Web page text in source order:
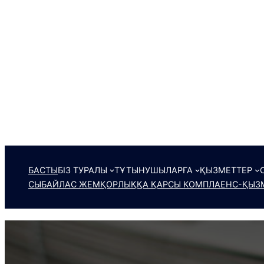
БАСТЫБІЗ ТУРАЛЫ ТҰТЫНУШЫЛАРҒА ҚЫЗМЕТТЕР
СЫБАЙЛАС ЖЕМҚОРЛЫҚҚА ҚАРСЫ КОМПЛАЕНС-